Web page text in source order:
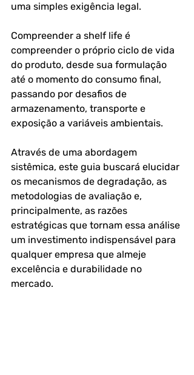
uma simples exigência legal.
Compreender a shelf life é
compreender o próprio ciclo de vida
do produto, desde sua formulação
até o momento do consumo final,
passando por desafios de
armazenamento, transporte e
exposição a variáveis ambientais.
Através de uma abordagem
sistêmica, este guia buscará elucidar
os mecanismos de degradação, as
metodologias de avaliação e,
principalmente, as razões
estratégicas que tornam essa análise
um investimento indispensável para
qualquer empresa que almeje
excelência e durabilidade no
mercado.